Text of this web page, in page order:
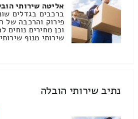
אליטה שירותי
ברכבים בגדלים
פירוק והרכבה של
וכן מחירים נוחים
שירותי מנוף
נתיב שירותי הובלה